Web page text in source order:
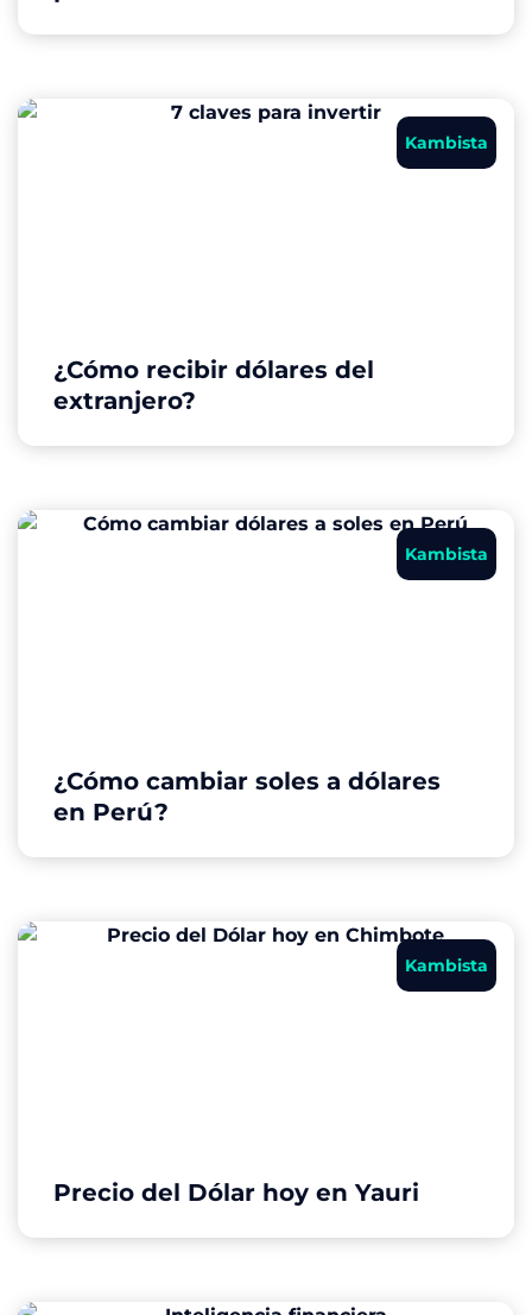
Kambista
¿Cómo recibir dólares del
extranjero?
Kambista
¿Cómo cambiar soles a dólares
en Perú?
Kambista
Precio del Dólar hoy en Yauri